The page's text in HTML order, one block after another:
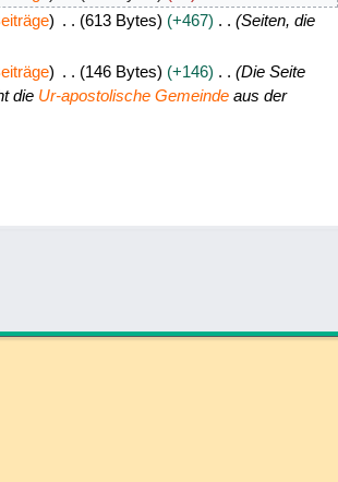
613 Bytes +467
Seiten, die
146 Bytes +146
Die Seite
die Ur-apostolische Gemeindeaus der